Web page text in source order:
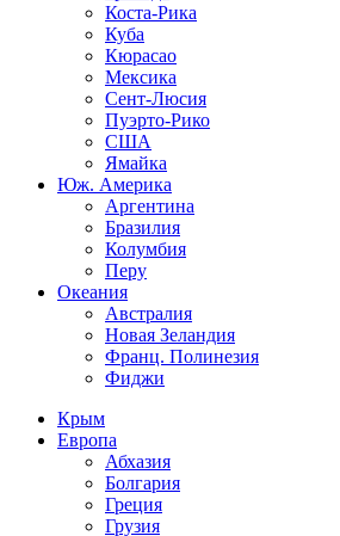
Коста-Рика
Куба
Кюрасао
Мексика
Сент-Люсия
Пуэрто-Рико
США
Ямайка
Юж. Америка
Аргентина
Бразилия
Колумбия
Перу
Океания
Австралия
Новая Зеландия
Франц. Полинезия
Фиджи
Крым
Европа
Абхазия
Болгария
Греция
Грузия